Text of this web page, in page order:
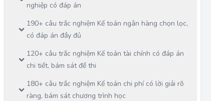
nghiệp có đáp án
190+ câu trắc nghiệm Kế toán ngân hàng chọn lọc,
có đáp án đầy đủ
120+ câu trắc nghiệm Kế toán tài chính có đáp án
chi tiết, bám sát đề thi
180+ câu trắc nghiệm Kế toán chi phí có lời giải rõ
ràng, bám sát chương trình học